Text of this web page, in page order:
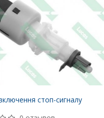
стоп-сигналу